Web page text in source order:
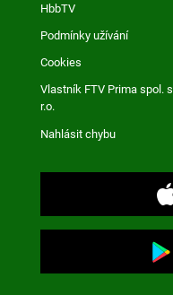
HbbTV
Podmínky užívání
Cookies
Vlastník FTV Prima spol. s
r.o.
Nahlásit chybu